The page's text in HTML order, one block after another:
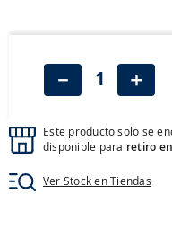
＋
－
Este producto solo se
disponible para retiro
Ver Stock en Tiendas
neumáticos 235